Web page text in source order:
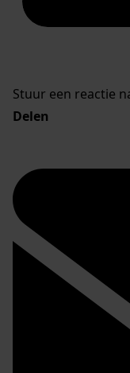
Stuur een reactie
Delen